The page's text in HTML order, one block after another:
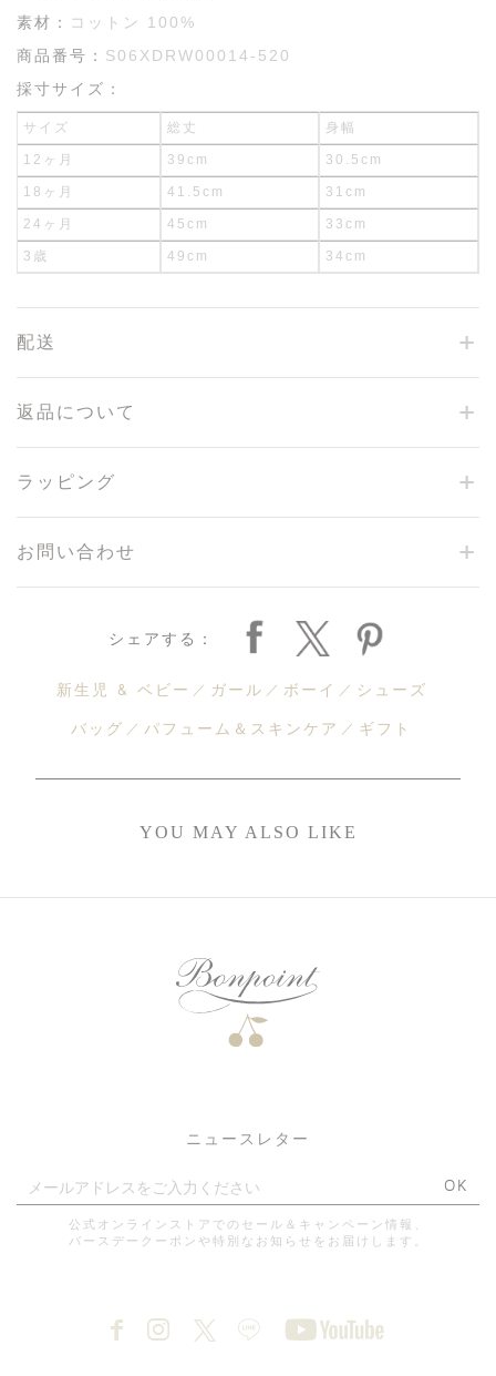
素材：
コットン 100%
商品番号： S06XDRW00014-520
採寸サイズ：
サイズ 総丈 身幅
12ヶ月 39cm 30.5cm
18ヶ月 41.5cm 31cm
24ヶ月 45cm 33cm
3歳 49cm 34cm
配送
返品について
ラッピング
お問い合わせ
シェアする：
新生児 & ベビー ガール ボーイ シューズ
バッグ パフューム＆スキンケア ギフト
YOU MAY ALSO LIKE
ニュースレター
OK
公式オンラインストアでのセール＆キャンペーン情報、
バースデークーポンや特別なお知らせをお届けします。